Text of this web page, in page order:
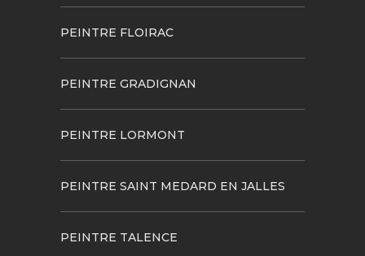
PEINTRE FLOIRAC
PEINTRE GRADIGNAN
PEINTRE LORMONT
PEINTRE SAINT MEDARD EN JALLES
PEINTRE TALENCE